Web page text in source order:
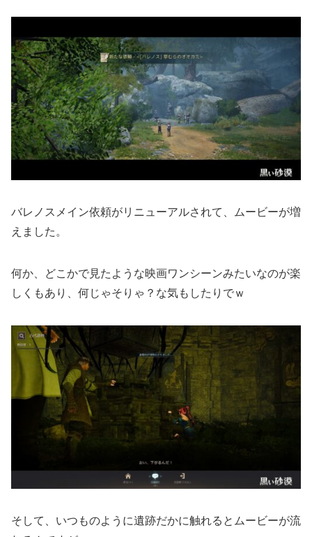
バレノスメイン依頼がリニューアルされて、ムービーが増
えました。
何か、どこかで見たような映画ワンシーンみたいなのが楽
しくもあり、何じゃそりゃ？な気もしたりでｗ
そして、いつものように遺跡だかに触れるとムービーが流